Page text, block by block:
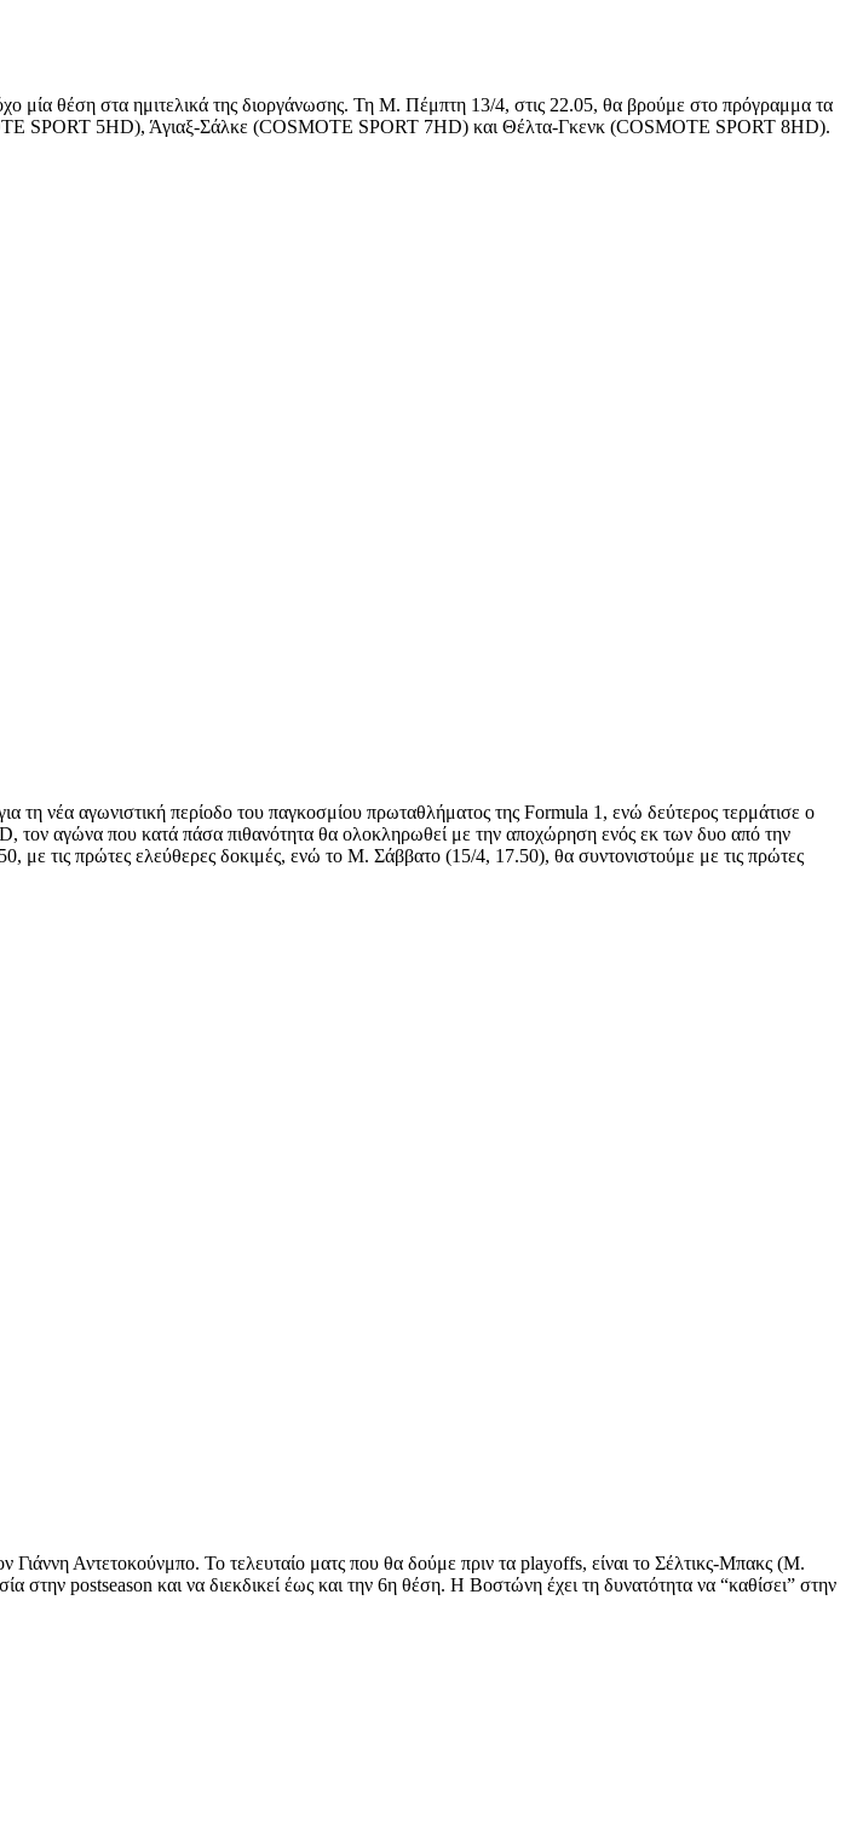
μία θέση στα ημιτελικά της διοργάνωσης. Τη Μ. Πέμπτη 13/4, στις 22.05, θα βρούμε στο πρόγραμμα τα
SPORT 5HD), Άγιαξ-Σάλκε (COSMOTE SPORT 7HD) και Θέλτα-Γκενκ (COSMOTE SPORT 8HD).
τη νέα αγωνιστική περίοδο του παγκοσμίου πρωταθλήματος της Formula 1, ενώ δεύτερος τερμάτισε ο
αγώνα που κατά πάσα πιθανότητα θα ολοκληρωθεί με την αποχώρηση ενός εκ των δυο από την
τις πρώτες ελεύθερες δοκιμές, ενώ το Μ. Σάββατο (15/4, 17.50), θα συντονιστούμε με τις πρώτες
Αντετοκούνμπο. Το τελευταίο ματς που θα δούμε πριν τα playoffs, είναι το Σέλτικς-Μπακς (Μ.
postseason και να διεκδικεί έως και την 6η θέση. Η Βοστώνη έχει τη δυνατότητα να “καθίσει” στην